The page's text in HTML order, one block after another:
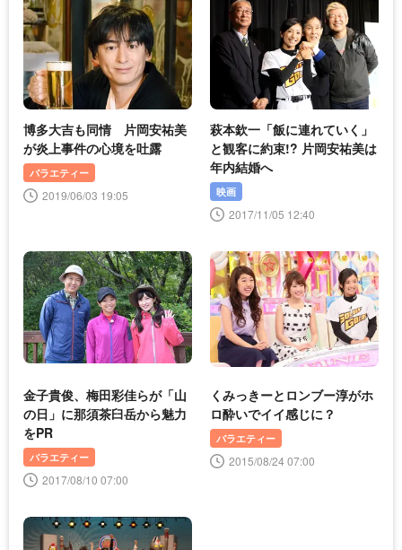
博多大吉も同情 片岡安祐美
が炎上事件の心境を吐露
バラエティー
2019/06/03 19:05
萩本欽一「飯に連れていく」
と観客に約束!? 片岡安祐美は
年内結婚へ
映画
2017/11/05 12:40
金子貴俊、梅田彩佳らが「山
の日」に那須茶臼岳から魅力
をPR
バラエティー
2017/08/10 07:00
くみっきーとロンブー淳がホ
ロ酔いでイイ感じに？
バラエティー
2015/08/24 07:00